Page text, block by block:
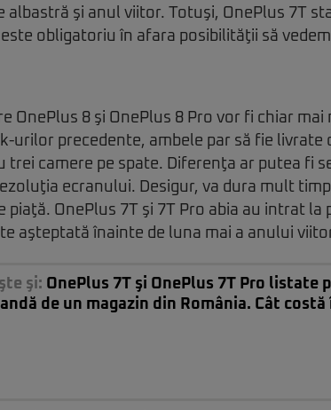
şi anul viitor. Totuşi, OnePlus 7T
obligatoriu în afara posibilităţii să
OnePlus 8 şi OnePlus 8 Pro vor fi chiar mai
urilor precedente, ambele par să fie livrate
trei camere pe spate. Diferenţa ar putea fi
ecranului. Desigur, va dura mult
piaţă. OnePlus 7T şi 7T Pro abia au intrat la
aşteptată înainte de luna mai a anului
şi: OnePlus 7T şi OnePlus 7T Pro listate
de un magazin din România. Cât costă